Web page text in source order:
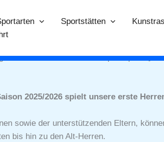
Sportstätten
die Mannschaft des FC Spiel Sport
2025/2026 spielt unsere erste
sowie der unterstützenden Eltern,
bis hin zu den Alt-Herren.